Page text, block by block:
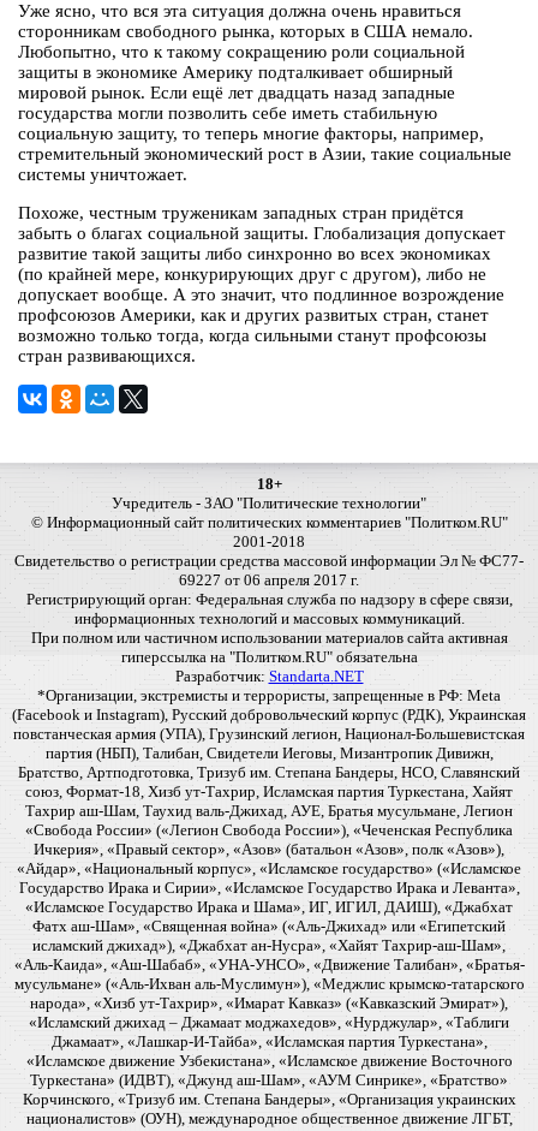
Уже ясно, что вся эта ситуация должна очень нравиться
сторонникам свободного рынка, которых в США немало.
Любопытно, что к такому сокращению роли социальной
защиты в экономике Америку подталкивает обширный
мировой рынок. Если ещё лет двадцать назад западные
государства могли позволить себе иметь стабильную
социальную защиту, то теперь многие факторы, например,
стремительный экономический рост в Азии, такие социальные
системы уничтожает.
Похоже, честным труженикам западных стран придётся
забыть о благах социальной защиты. Глобализация допускает
развитие такой защиты либо синхронно во всех экономиках
(по крайней мере, конкурирующих друг с другом), либо не
допускает вообще. А это значит, что подлинное возрождение
профсоюзов Америки, как и других развитых стран, станет
возможно только тогда, когда сильными станут профсоюзы
стран развивающихся.
18+
Учредитель - ЗАО "Политические технологии"
© Информационный сайт политических комментариев "Политком.RU"
2001-2018
Свидетельство о регистрации средства массовой информации Эл № ФС77-
69227 от 06 апреля 2017 г.
Регистрирующий орган: Федеральная служба по надзору в сфере связи,
информационных технологий и массовых коммуникаций.
При полном или частичном использовании материалов сайта активная
гиперссылка на "Политком.RU" обязательна
Разработчик: Standarta.NET
*Организации, экстремисты и террористы, запрещенные в РФ: Meta
(Facebook и Instagram), Русский добровольческий корпус (РДК), Украинская
повстанческая армия (УПА), Грузинский легион, Национал-Большевистская
партия (НБП), Талибан, Свидетели Иеговы, Мизантропик Дивижн,
Братство, Артподготовка, Тризуб им. Степана Бандеры, НСО, Славянский
союз, Формат-18, Хизб ут-Тахрир, Исламская партия Туркестана, Хайят
Тахрир аш-Шам, Таухид валь-Джихад, АУЕ, Братья мусульмане, Легион
«Свобода России» («Легион Свобода России»), «Чеченская Республика
Ичкерия», «Правый сектор», «Азов» (батальон «Азов», полк «Азов»),
«Айдар», «Национальный корпус», «Исламское государство» («Исламское
Государство Ирака и Сирии», «Исламское Государство Ирака и Леванта»,
«Исламское Государство Ирака и Шама», ИГ, ИГИЛ, ДАИШ), «Джабхат
Фатх аш-Шам», «Священная война» («Аль-Джихад» или «Египетский
исламский джихад»), «Джабхат ан-Нусра», «Хайят Тахрир-аш-Шам»,
«Аль-Каида», «Аш-Шабаб», «УНА-УНСО», «Движение Талибан», «Братья-
мусульмане» («Аль-Ихван аль-Муслимун»), «Меджлис крымско-татарского
народа», «Хизб ут-Тахрир», «Имарат Кавказ» («Кавказский Эмират»),
«Исламский джихад – Джамаат моджахедов», «Нурджулар», «Таблиги
Джамаат», «Лашкар-И-Тайба», «Исламская партия Туркестана»,
«Исламское движение Узбекистана», «Исламское движение Восточного
Туркестана» (ИДВТ), «Джунд аш-Шам», «АУМ Синрике», «Братство»
Корчинского, «Тризуб им. Степана Бандеры», «Организация украинских
националистов» (ОУН), международное общественное движение ЛГБТ,